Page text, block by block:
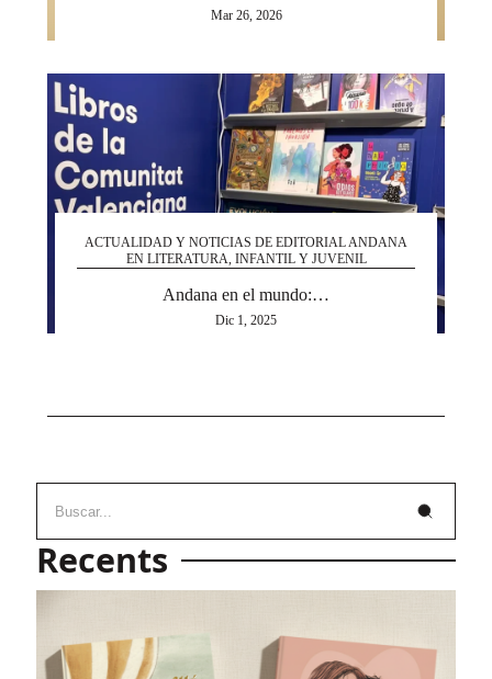
Mar 26, 2026
ACTUALIDAD Y NOTICIAS DE EDITORIAL ANDANA
EN LITERATURA, INFANTIL Y JUVENIL
Andana en el mundo:…
Dic 1, 2025
Recents